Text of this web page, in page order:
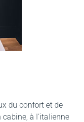
du confort et de
cabine, à l’italienne